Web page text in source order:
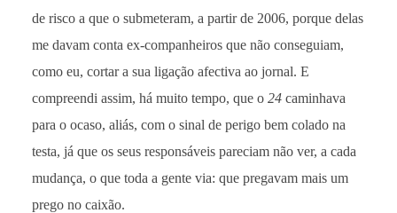
de risco a que o submeteram, a partir de 2006, porque delas
me davam conta ex-companheiros que não conseguiam,
como eu, cortar a sua ligação afectiva ao jornal. E
compreendi assim, há muito tempo, que o 24caminhava
para o ocaso, aliás, com o sinal de perigo bem colado na
testa, já que os seus responsáveis pareciam não ver, a cada
mudança, o que toda a gente via: que pregavam mais um
prego no caixão.